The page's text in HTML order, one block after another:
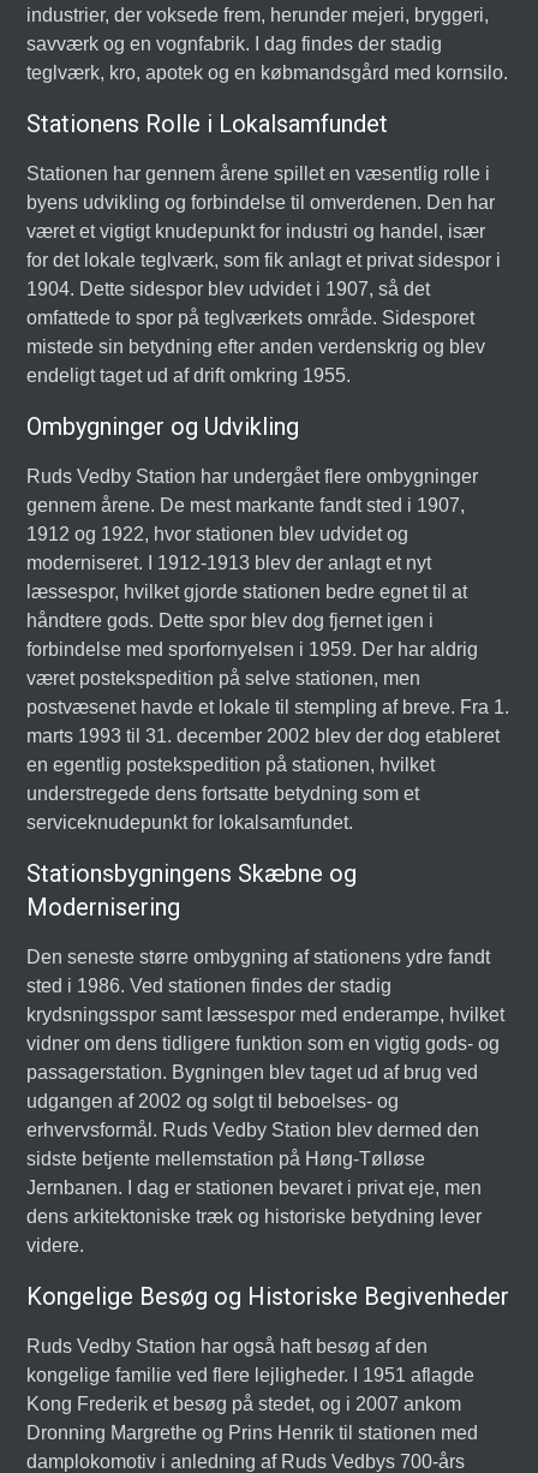
industrier, der voksede frem, herunder mejeri, bryggeri,
savværk og en vognfabrik. I dag findes der stadig
teglværk, kro, apotek og en købmandsgård med kornsilo.
Stationens Rolle i Lokalsamfundet
Stationen har gennem årene spillet en væsentlig rolle i
byens udvikling og forbindelse til omverdenen. Den har
været et vigtigt knudepunkt for industri og handel, især
for det lokale teglværk, som fik anlagt et privat sidespor i
1904. Dette sidespor blev udvidet i 1907, så det
omfattede to spor på teglværkets område. Sidesporet
mistede sin betydning efter anden verdenskrig og blev
endeligt taget ud af drift omkring 1955.
Ombygninger og Udvikling
Ruds Vedby Station har undergået flere ombygninger
gennem årene. De mest markante fandt sted i 1907,
1912 og 1922, hvor stationen blev udvidet og
moderniseret. I 1912-1913 blev der anlagt et nyt
læssespor, hvilket gjorde stationen bedre egnet til at
håndtere gods. Dette spor blev dog fjernet igen i
forbindelse med sporfornyelsen i 1959. Der har aldrig
været postekspedition på selve stationen, men
postvæsenet havde et lokale til stempling af breve. Fra 1.
marts 1993 til 31. december 2002 blev der dog etableret
en egentlig postekspedition på stationen, hvilket
understregede dens fortsatte betydning som et
serviceknudepunkt for lokalsamfundet.
Stationsbygningens Skæbne og
Modernisering
Den seneste større ombygning af stationens ydre fandt
sted i 1986. Ved stationen findes der stadig
krydsningsspor samt læssespor med enderampe, hvilket
vidner om dens tidligere funktion som en vigtig gods- og
passagerstation. Bygningen blev taget ud af brug ved
udgangen af 2002 og solgt til beboelses- og
erhvervsformål. Ruds Vedby Station blev dermed den
sidste betjente mellemstation på Høng-Tølløse
Jernbanen. I dag er stationen bevaret i privat eje, men
dens arkitektoniske træk og historiske betydning lever
videre.
Kongelige Besøg og Historiske Begivenheder
Ruds Vedby Station har også haft besøg af den
kongelige familie ved flere lejligheder. I 1951 aflagde
Kong Frederik et besøg på stedet, og i 2007 ankom
Dronning Margrethe og Prins Henrik til stationen med
damplokomotiv i anledning af Ruds Vedbys 700-års